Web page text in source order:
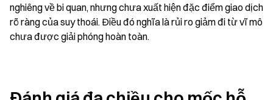
nghiêng về bi quan, nhưng chưa xuất hiện đặc điểm giao dịch
rõ ràng của suy thoái. Điều đó nghĩa là rủi ro giảm đi từ vĩ mô
chưa được giải phóng hoàn toàn.